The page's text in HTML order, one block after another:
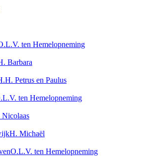
ten Hemelopneming
Barbara
Petrus en Paulus
ten Hemelopneming
H. Michaël
O.L.V. ten Hemelopneming